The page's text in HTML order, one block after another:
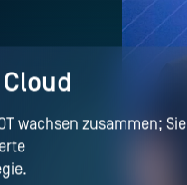
wachsen zusammen; Sie